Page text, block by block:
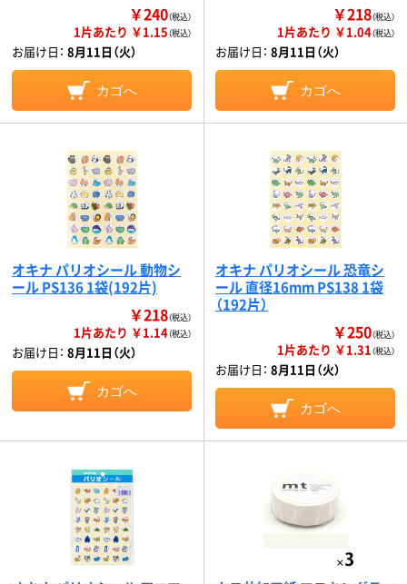
￥240（税込）
1片あたり ￥1.15（税込）
お届け日： 8月11日（火）
カゴへ
￥218（税込）
1片あたり ￥1.04（税込）
お届け日： 8月11日（火）
カゴへ
オキナ パリオシール 動物シ
ール PS136 1袋(192片)
￥218（税込）
1片あたり ￥1.14（税込）
お届け日： 8月11日（火）
カゴへ
オキナ パリオシール 恐竜シ
ール 直径16mm PS138 1袋
（192片）
￥250（税込）
1片あたり ￥1.31（税込）
お届け日： 8月11日（火）
カゴへ